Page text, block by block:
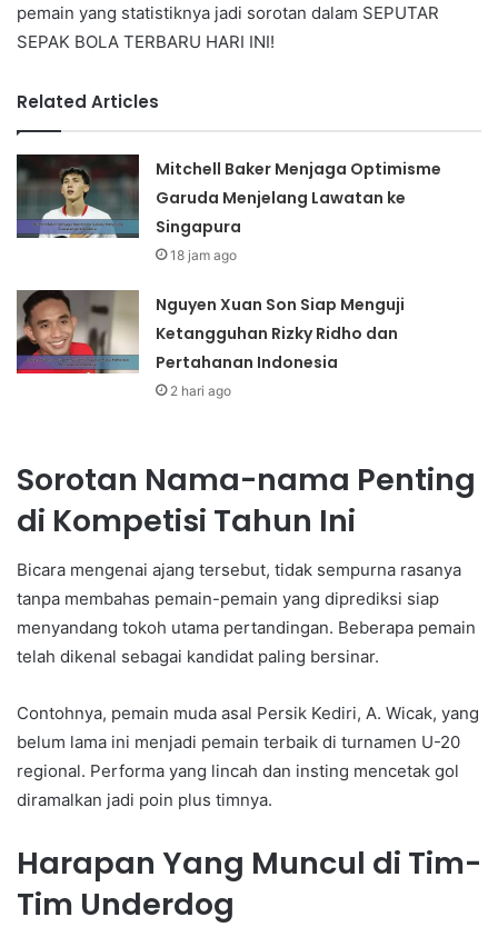
pemain yang statistiknya jadi sorotan dalam SEPUTAR
SEPAK BOLA TERBARU HARI INI!
Related Articles
Mitchell Baker Menjaga Optimisme
Garuda Menjelang Lawatan ke
Singapura
18 jam ago
Nguyen Xuan Son Siap Menguji
Ketangguhan Rizky Ridho dan
Pertahanan Indonesia
2 hari ago
Sorotan Nama-nama Penting
di Kompetisi Tahun Ini
Bicara mengenai ajang tersebut, tidak sempurna rasanya
tanpa membahas pemain-pemain yang diprediksi siap
menyandang tokoh utama pertandingan. Beberapa pemain
telah dikenal sebagai kandidat paling bersinar.
Contohnya, pemain muda asal Persik Kediri, A. Wicak, yang
belum lama ini menjadi pemain terbaik di turnamen U-20
regional. Performa yang lincah dan insting mencetak gol
diramalkan jadi poin plus timnya.
Harapan Yang Muncul di Tim-
Tim Underdog